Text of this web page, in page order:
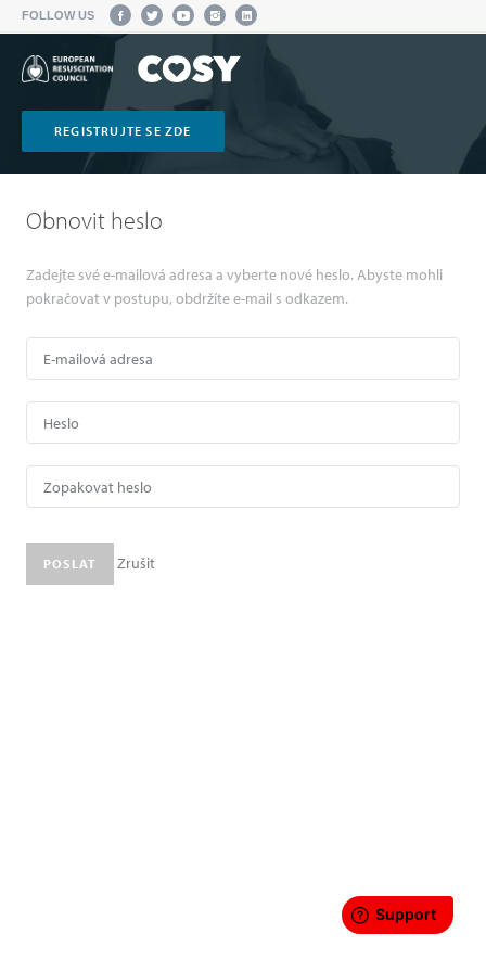
FOLLOW US
REGISTRUJTE SE ZDE
Obnovit heslo
Zadejte své e-mailová adresa a vyberte nové heslo. Abyste mohli
pokračovat v postupu, obdržíte e-mail s odkazem.
POSLAT Zrušit